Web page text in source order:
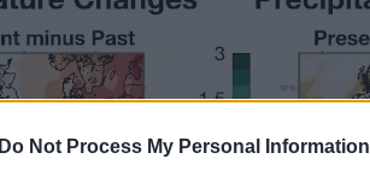
Do Not Process My Personal Information